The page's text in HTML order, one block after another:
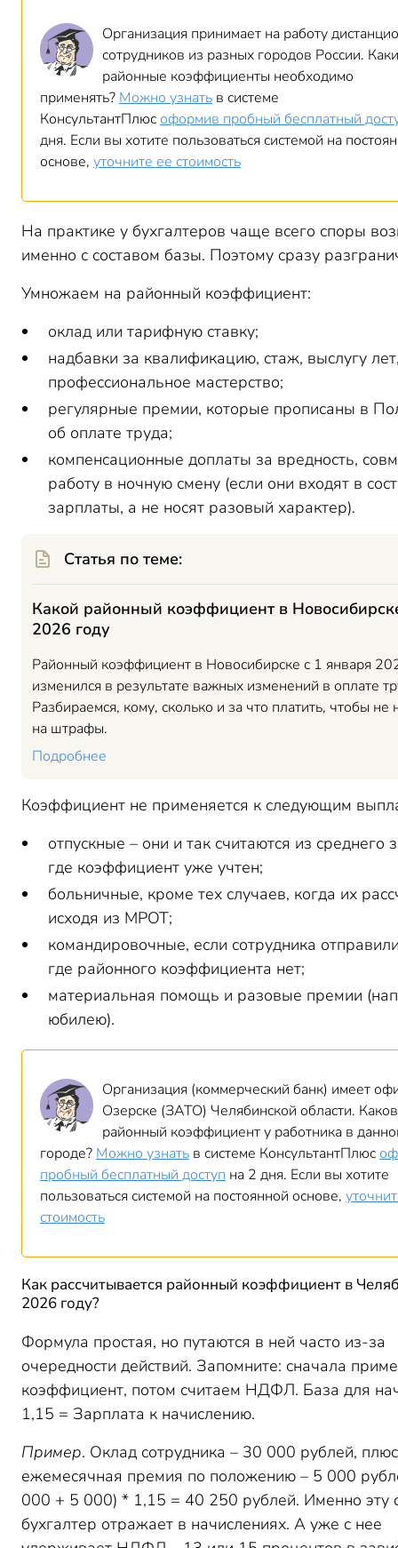
Организация принимает на работу
сотрудников из разных городов России.
районные коэффициенты необходимо
применять? Можно узнать в системе
КонсультантПлюс оформив пробный бесплатный
дня. Если вы хотите пользоваться системой на
основе, уточните ее стоимость
На практике у бухгалтеров чаще всего споры
именно с составом базы. Поэтому сразу
Умножаем на районный коэффициент:
оклад или тарифную ставку;
надбавки за квалификацию, стаж, выслугу
профессиональное мастерство;
регулярные премии, которые прописаны в
об оплате труда;
компенсационные доплаты за вредность,
работу в ночную смену (если они входят в
зарплаты, а не носят разовый характер).
Статья по теме:
Какой районный коэффициент в
2026 году
Районный коэффициент в Новосибирске с 1 января
изменился в результате важных изменений в оплате
Разбираемся, кому, сколько и за что платить, чтобы не
на штрафы.
Подробнее
Коэффициент не применяется к следующим
отпускные – они и так считаются из среднего
где коэффициент уже учтен;
больничные, кроме тех случаев, когда их
исходя из МРОТ;
командировочные, если сотрудника
где районного коэффициента нет;
материальная помощь и разовые премии
юбилею).
Организация (коммерческий банк) имеет
Озерске (ЗАТО) Челябинской области. Каков
районный коэффициент у работника в
городе? Можно узнать в системе КонсультантПлюс
пробный бесплатный доступ на 2 дня. Если вы хотите
пользоваться системой на постоянной основе,
стоимость
Как рассчитывается районный коэффициент в
2026 году?
Формула простая, но путаются в ней часто из-за
очередности действий. Запомните: сначала
коэффициент, потом считаем НДФЛ. База для
1,15 = Зарплата к начислению.
Пример. Оклад сотрудника – 30 000 рублей, плюс
ежемесячная премия по положению – 5 000
000 + 5 000) * 1,15 = 40 250 рублей. Именно эту
бухгалтер отражает в начислениях. А уже с нее